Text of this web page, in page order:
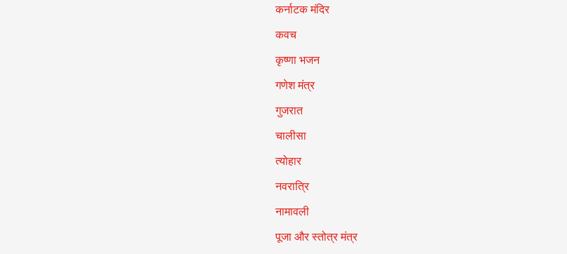
कर्नाटक मंदिर
कवच
कृष्णा भजन
गणेश मंत्र
गुजरात
चालीसा
त्योहार
नवरात्रि
नामावली
पूजा और स्तोत्र मंत्र